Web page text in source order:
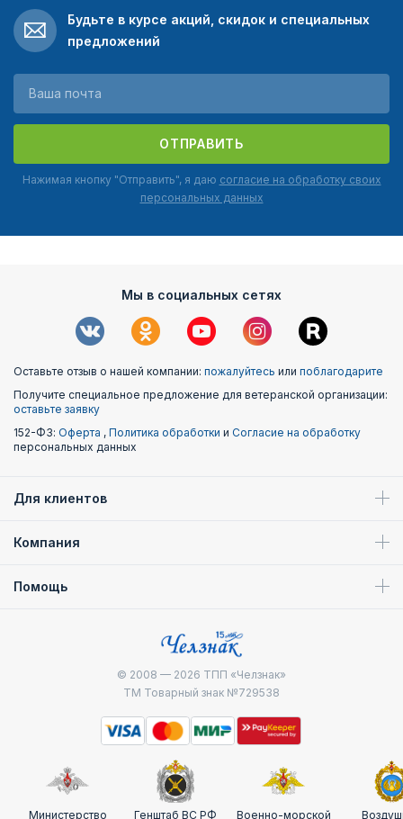
Будьте в курсе акций, скидок и специальных
предложений
ОТПРАВИТЬ
Нажимая кнопку "Отправить", я даю согласие на обработку своих
персональных данных
Мы в социальных сетях
Оставьте отзыв о нашей компании: пожалуйтесь или поблагодарите
Получите специальное предложение для ветеранской организации:
оставьте заявку
152-ФЗ: Оферта , Политика обработки и Согласие на обработку
персональных данных
Для клиентов
Компания
Помощь
© 2008 — 2026 ТПП «Челзнак»
ТМ Товарный знак №729538
Министерство Генштаб ВС РФ Военно-морской